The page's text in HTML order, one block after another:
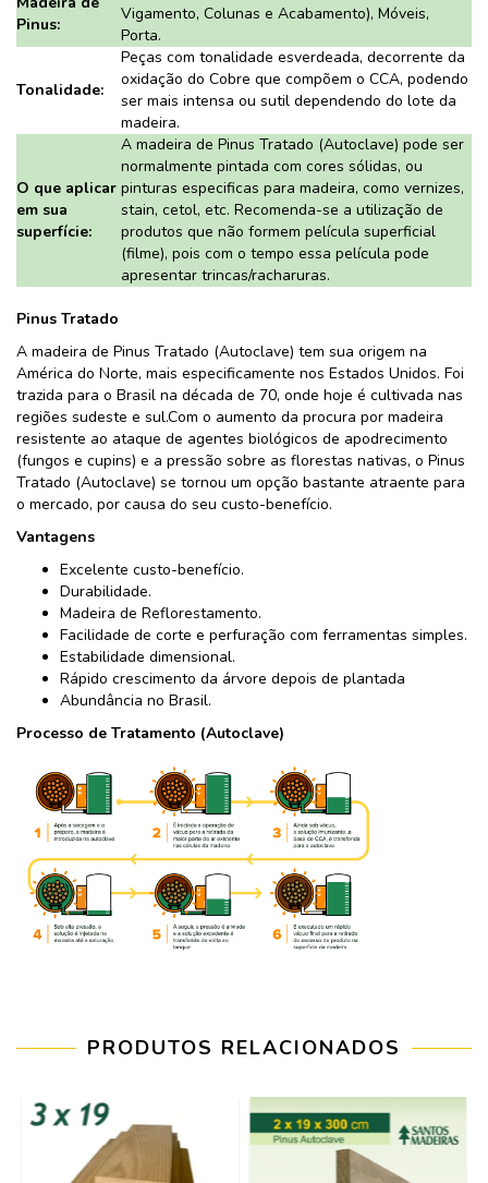
Pinus:
Vigamento, Colunas e Acabamento), Móveis,
Porta.
Tonalidade:
Peças com tonalidade esverdeada, decorrente da
oxidação do Cobre que compõem o CCA, podendo
ser mais intensa ou sutil dependendo do lote da
madeira.
O que aplicar
em sua
superfície:
A madeira de Pinus Tratado (Autoclave) pode ser
normalmente pintada com cores sólidas, ou
pinturas especificas para madeira, como vernizes,
stain, cetol, etc. Recomenda-se a utilização de
produtos que não formem película superficial
(filme), pois com o tempo essa película pode
apresentar trincas/racharuras.
Pinus Tratado
A madeira de Pinus Tratado (Autoclave) tem sua origem na
América do Norte, mais especificamente nos Estados Unidos. Foi
trazida para o Brasil na década de 70, onde hoje é cultivada nas
regiões sudeste e sul.Com o aumento da procura por madeira
resistente ao ataque de agentes biológicos de apodrecimento
(fungos e cupins) e a pressão sobre as florestas nativas, o Pinus
Tratado (Autoclave) se tornou um opção bastante atraente para
o mercado, por causa do seu custo-benefício.
Vantagens
Excelente custo-benefício.
Durabilidade.
Madeira de Reflorestamento.
Facilidade de corte e perfuração com ferramentas simples.
Estabilidade dimensional.
Rápido crescimento da árvore depois de plantada
Abundância no Brasil.
Processo de Tratamento (Autoclave)
PRODUTOS RELACIONADOS